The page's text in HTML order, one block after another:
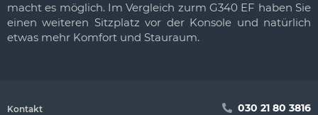
macht es möglich. Im Vergleich zurm G340 EF haben Sie
einen weiteren Sitzplatz vor der Konsole und natürlich
etwas mehr Komfort und Stauraum.
Kontakt 030 21 80 3816